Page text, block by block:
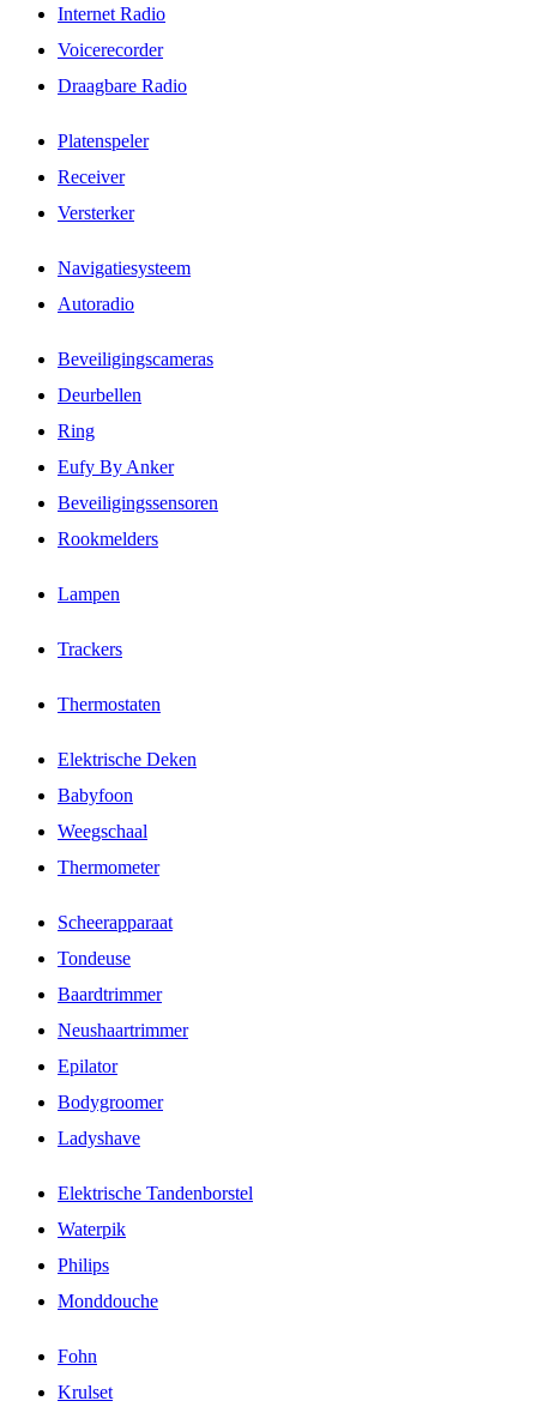
Internet Radio
Voicerecorder
Draagbare Radio
Platenspeler
Receiver
Versterker
Navigatiesysteem
Autoradio
Beveiligingscameras
Deurbellen
Ring
Eufy By Anker
Beveiligingssensoren
Rookmelders
Lampen
Trackers
Thermostaten
Elektrische Deken
Babyfoon
Weegschaal
Thermometer
Scheerapparaat
Tondeuse
Baardtrimmer
Neushaartrimmer
Epilator
Bodygroomer
Ladyshave
Elektrische Tandenborstel
Waterpik
Philips
Monddouche
Fohn
Krulset